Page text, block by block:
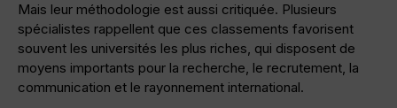
Mais leur méthodologie est aussi critiquée. Plusieurs
spécialistes rappellent que ces classements favorisent
souvent les universités les plus riches, qui disposent de
moyens importants pour la recherche, le recrutement, la
communication et le rayonnement international.